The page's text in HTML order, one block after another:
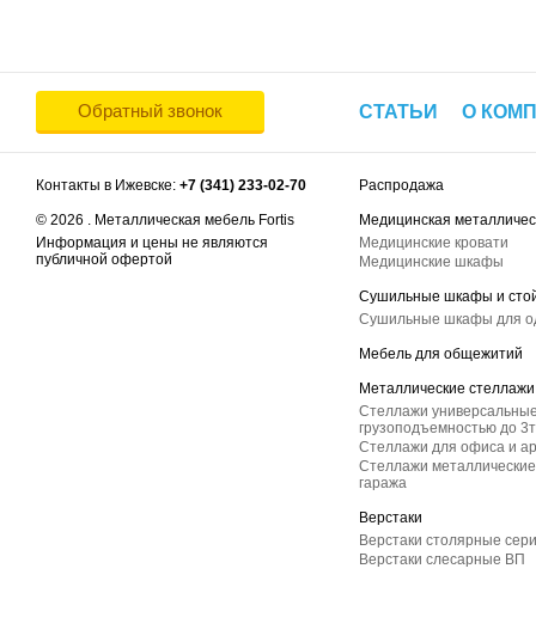
Обратный звонок СТАТЬИ О
Контакты в Ижевске: +7 (341) 233-02-70
© 2026 . Металлическая мебель Fortis
Информация и цены не являются
публичной офертой
Распродажа
Медицинская
Медицинские кровати
Медицинские шкафы
Сушильные шкафы и
Сушильные шкафы для
Мебель для общежитий
Металлические стеллажи
Стеллажи
грузоподъемностью до
Стеллажи для офиса и
Стеллажи
гаража
Верстаки
Верстаки столярные
Верстаки слесарные ВП